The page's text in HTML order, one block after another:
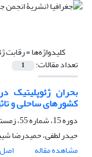
کلیدواژه‌ها =رقابت
تعداد مقالات: 1
بحران ژئوپلیتیک
کشورهای ساحلی و
دوره 15، شماره 55، زمستان 1396، صفحه
حیدر لطفی، حمیدرضا
مشاهده مقاله